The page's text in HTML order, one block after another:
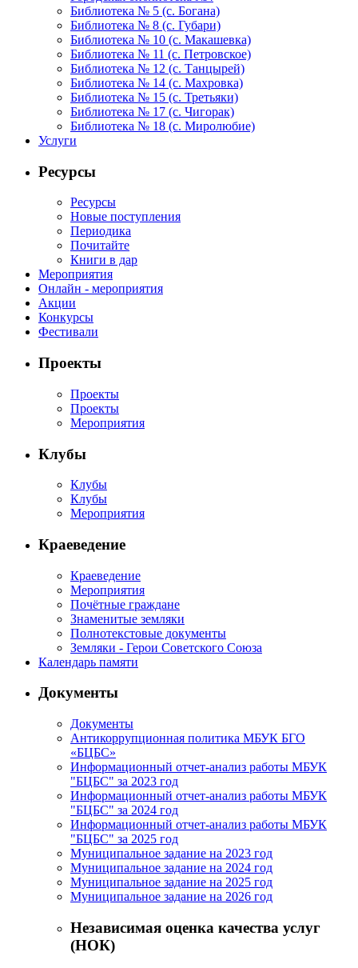
Библиотека № 5 (с. Богана)
Библиотека № 8 (с. Губари)
Библиотека № 10 (с. Макашевка)
Библиотека № 11 (с. Петровское)
Библиотека № 12 (с. Танцырей)
Библиотека № 14 (с. Махровка)
Библиотека № 15 (с. Третьяки)
Библиотека № 17 (с. Чигорак)
Библиотека № 18 (с. Миролюбие)
Услуги
Ресурсы
Ресурсы
Новые поступления
Периодика
Почитайте
Книги в дар
Мероприятия
Онлайн - мероприятия
Акции
Конкурсы
Фестивали
Проекты
Проекты
Проекты
Мероприятия
Клубы
Клубы
Клубы
Мероприятия
Краеведение
Краеведение
Мероприятия
Почётные граждане
Знаменитые земляки
Полнотекстовые документы
Земляки - Герои Советского Союза
Календарь памяти
Документы
Документы
Антикоррупционная политика МБУК БГО
«БЦБС»
Информационный отчет-анализ работы МБУК
"БЦБС" за 2023 год
Информационный отчет-анализ работы МБУК
"БЦБС" за 2024 год
Информационный отчет-анализ работы МБУК
"БЦБС" за 2025 год
Муниципальное задание на 2023 год
Муниципальное задание на 2024 год
Муниципальное задание на 2025 год
Муниципальное задание на 2026 год
Независимая оценка качества услуг
(НОК)